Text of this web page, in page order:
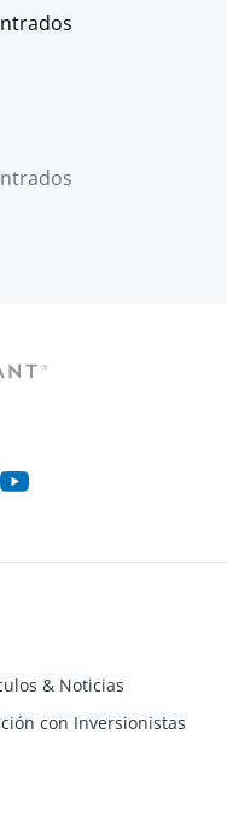
& Noticias
con Inversionistas